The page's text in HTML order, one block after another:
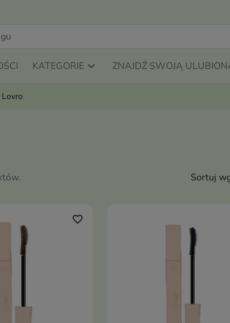
KATEGORIE ZNAJDŹ SWOJĄ
Lovro
Sortuj
favorite_border